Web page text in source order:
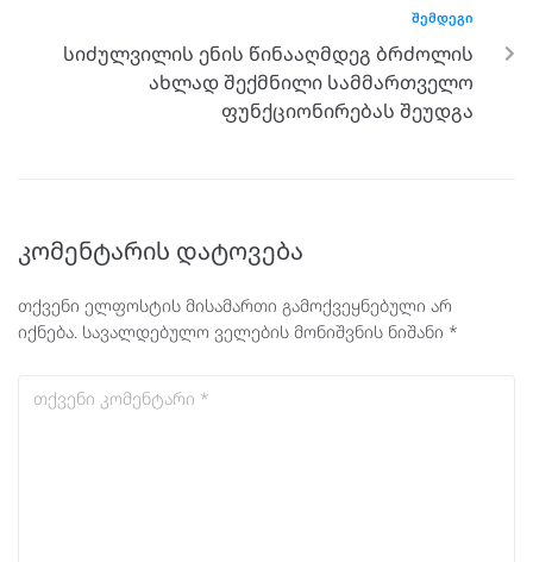
ᲨᲔᲛᲓᲔᲒᲘ
სიძულვილის ენის წინააღმდეგ ბრძოლის
ახლად შექმნილი სამმართველო
ფუნქციონირებას შეუდგა
კომენტარის დატოვება
თქვენი ელფოსტის მისამართი გამოქვეყნებული არ
იქნება. სავალდებულო ველების მონიშვნის ნიშანი *